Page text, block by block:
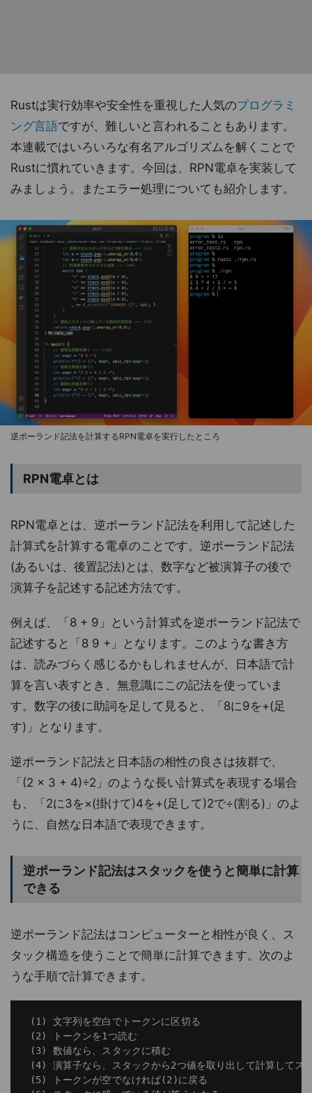
Rustは実行効率や安全性を重視した人気のプログラミ
ング言語ですが、難しいと言われることもあります。
本連載ではいろいろな有名アルゴリズムを解くことで
Rustに慣れていきます。今回は、RPN電卓を実装して
みましょう。またエラー処理についても紹介します。
逆ポーランド記法を計算するRPN電卓を実行したところ
RPN電卓とは
RPN電卓とは、逆ポーランド記法を利用して記述した
計算式を計算する電卓のことです。逆ポーランド記法
(あるいは、後置記法)とは、数字など被演算子の後で
演算子を記述する記述方法です。
例えば、「8 + 9」という計算式を逆ポーランド記法で
記述すると「8 9 +」となります。このような書き方
は、読みづらく感じるかもしれませんが、日本語で計
算を言い表すとき、無意識にこの記法を使っていま
す。数字の後に助詞を足して見ると、「8に9を+(足
す)」となります。
逆ポーランド記法と日本語の相性の良さは抜群で、
「(2 × 3 + 4)÷2」のような長い計算式を表現する場合
も、「2に3を×(掛けて)4を+(足して)2で÷(割る)」のよ
うに、自然な日本語で表現できます。
逆ポーランド記法はスタックを使うと簡単に計算
できる
逆ポーランド記法はコンピューターと相性が良く、ス
タック構造を使うことで簡単に計算できます。次のよ
うな手順で計算できます。
(1) 文字列を空白でトークンに区切る
(2) トークンを1つ読む
(3) 数値なら、スタックに積む
(4) 演算子なら、スタックから2つ値を取り出して計算してス
(5) トークンが空でなければ(2)に戻る